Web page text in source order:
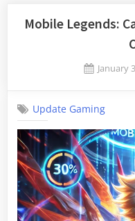
Mobile Legends:
Posted
January
Update Gaming